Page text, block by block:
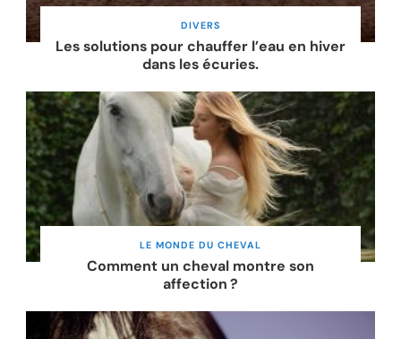
DIVERS
Les solutions pour chauffer l’eau en hiver
dans les écuries.
LE MONDE DU CHEVAL
Comment un cheval montre son
affection ?